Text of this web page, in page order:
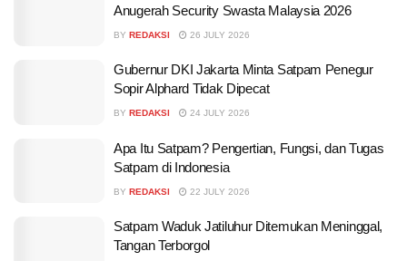
Anugerah Security Swasta Malaysia 2026
BY REDAKSI 26 JULY 2026
Gubernur DKI Jakarta Minta Satpam Penegur
Sopir Alphard Tidak Dipecat
BY REDAKSI 24 JULY 2026
Apa Itu Satpam? Pengertian, Fungsi, dan Tugas
Satpam di Indonesia
BY REDAKSI 22 JULY 2026
Satpam Waduk Jatiluhur Ditemukan Meninggal,
Tangan Terborgol